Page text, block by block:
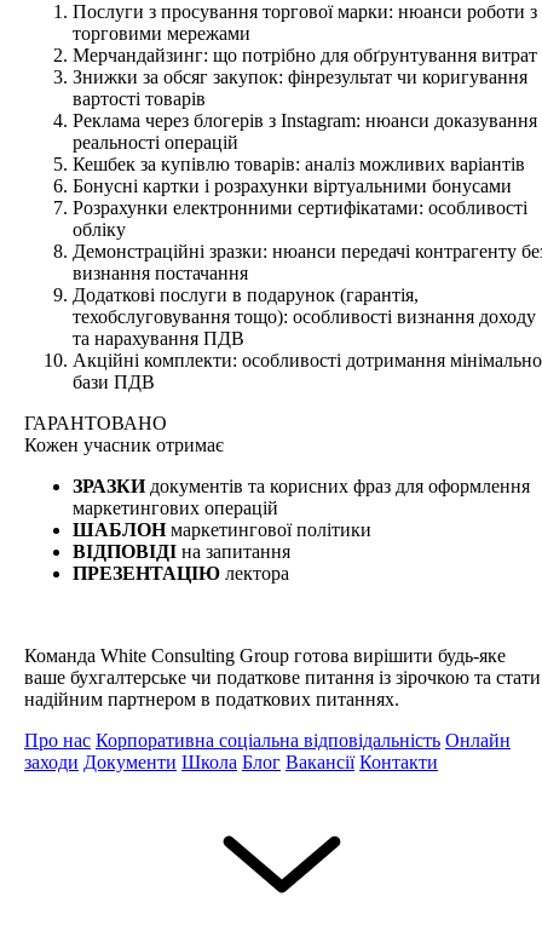
Послуги з просування торгової марки: нюанси роботи з
торговими мережами
Мерчандайзинг: що потрібно для обґрунтування витрат
Знижки за обсяг закупок: фінрезультат чи коригування
вартості товарів
Реклама через блогерів з Instagram: нюанси доказування
реальності операцій
Кешбек за купівлю товарів: аналіз можливих варіантів
Бонусні картки і розрахунки віртуальними бонусами
Розрахунки електронними сертифікатами: особливості
обліку
Демонстраційні зразки: нюанси передачі контрагенту
визнання постачання
Додаткові послуги в подарунок (гарантія,
техобслуговування тощо): особливості визнання доходу
та нарахування ПДВ
Акційні комплекти: особливості дотримання
бази ПДВ
ГАРАНТОВАНО
Кожен учасник отримає
ЗРАЗКИдокументів та корисних фраз для оформлення
маркетингових операцій
ШАБЛОНмаркетингової політики
ВІДПОВІДІ на запитання
ПРЕЗЕНТАЦІЮ лектора
Команда White Consulting Group готова вирішити будь-яке
ваше бухгалтерське чи податкове питання із зірочкою та стати
надійним партнером в податкових питаннях.
Про нас Корпоративна соціальна відповідальність Онлайн
заходи Документи Школа Блог Вакансії Контакти